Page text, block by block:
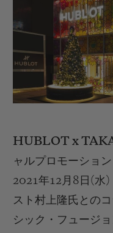
HUBLOT x
ャルプロモーション
2021年12月 8 日 (水)
スト村上隆氏との
シック・フュージ